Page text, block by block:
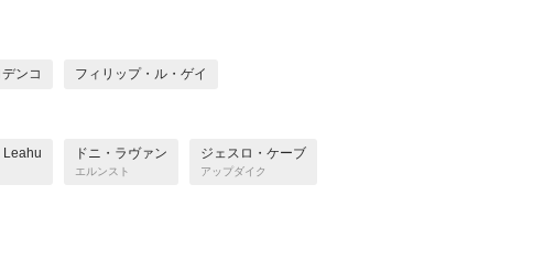
ンコ フィリップ・ル・ゲイ
Leahu ドニ・ラヴァン
エルンスト
ジェスロ・ケーブ
アップダイク